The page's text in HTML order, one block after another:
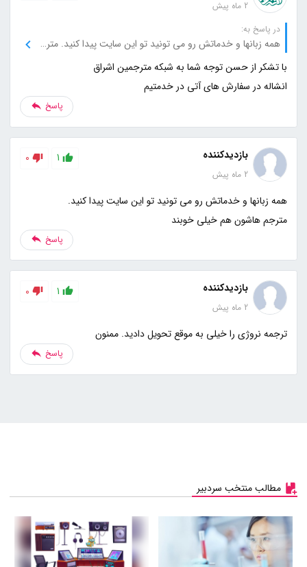
2 ماه پیش
در پاسخ به:
همه زبانها و خدماتش رو می تونید تو این سایت پیدا کنید. مترجم هاشون هم خیلی خوبند
انشاله در سفارش های آتی در خدمتیم
پاسخ
بازدیدکننده
2 ماه پیش
1
0
مترجم هاشون هم خیلی خوبند
پاسخ
بازدیدکننده
2 ماه پیش
1
0
ترجمه نروژی را خیلی به موقع تحویل دادید. ممنون
پاسخ
مطالب منتخب سردبیر